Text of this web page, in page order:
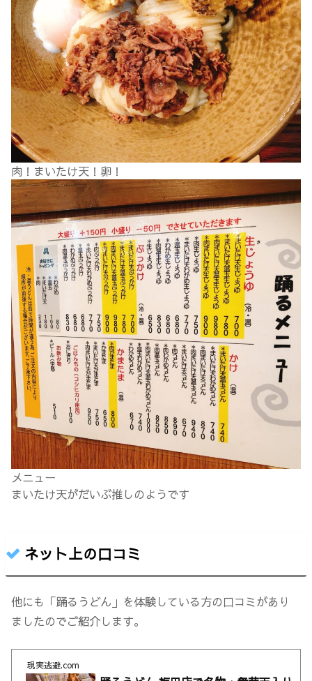
肉！まいたけ天！卵！
メニュー
まいたけ天がだいぶ推しのようです
ネット上の口コミ
他にも「踊るうどん」を体験している方の口コミがあり
ましたのでご紹介します。
現実逃避.com